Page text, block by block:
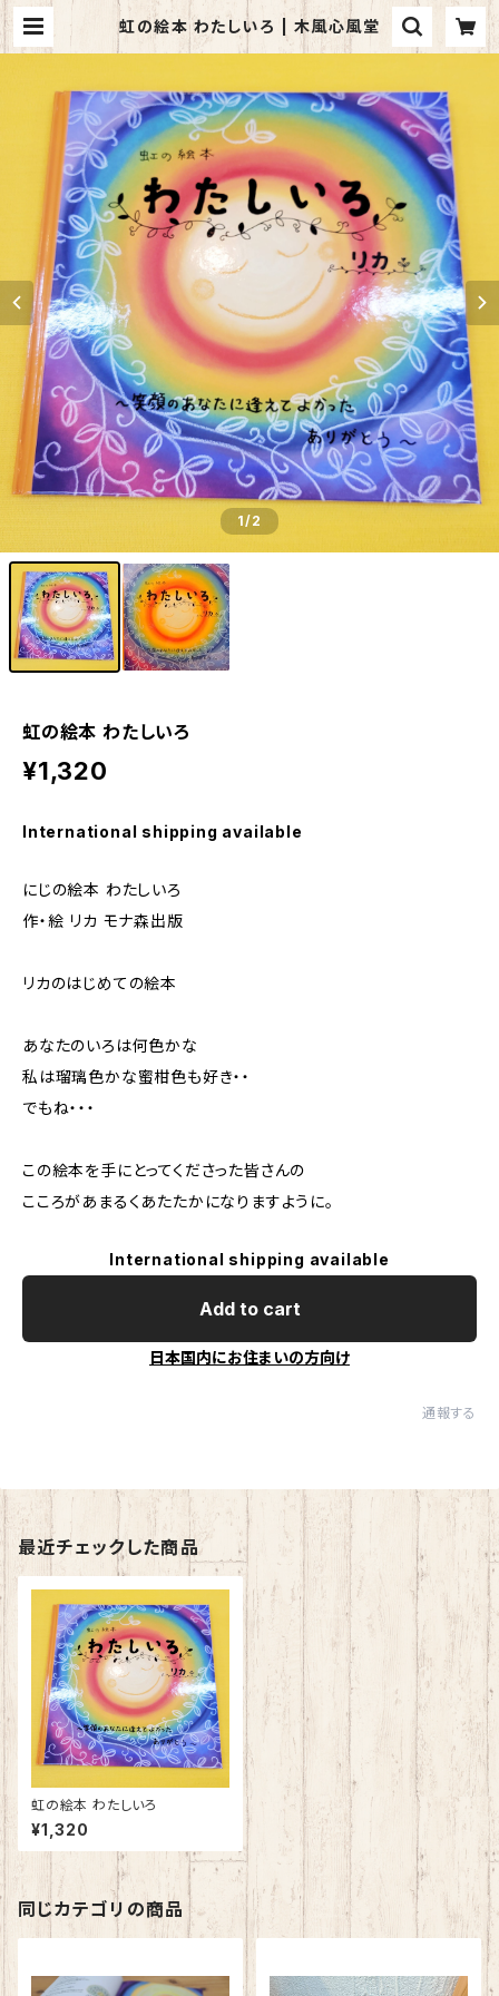
虹の絵本 わたしいろ | 木風心風堂
1/2
虹の絵本 わたしいろ
¥1,320
International shipping available
にじの絵本 わたしいろ
作・絵 リカ モナ森出版
リカのはじめての絵本
あなたのいろは何色かな
私は瑠璃色かな蜜柑色も好き・・
でもね・・・
この絵本を手にとってくださった皆さんの
こころがあまるくあたたかになりますように。
International shipping available
Add to cart
日本国内にお住まいの方向け
通報する
最近チェックした商品
虹の絵本 わたしいろ
¥1,320
同じカテゴリの商品